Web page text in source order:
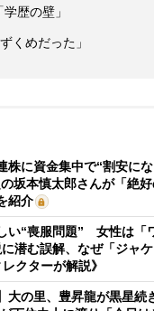
歴の壁」
くめだった」
株に資金集中で“割安に
坂本慎太郎さんが「絶
紹介
い“喪服問題” 女性は「
潜む誤解、なぜ「ジャ
クターが解説》
大の里、豊昇龍が黒星続